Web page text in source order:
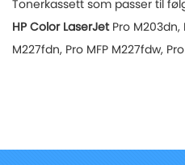
Tonerkassett som passer til
HP Color LaserJetPro M203dn,
M227fdn, Pro MFP M227fdw,